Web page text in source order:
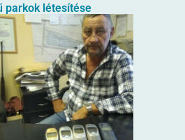
parkok létesítése